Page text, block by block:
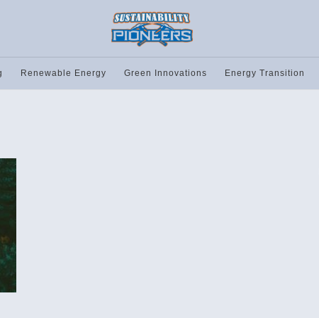
Renewable Energy Green Innovations Energy Transition